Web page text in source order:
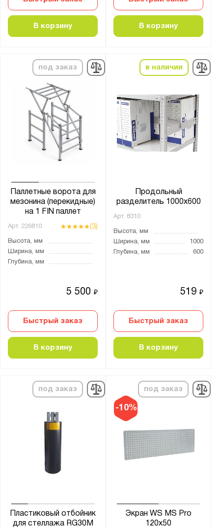
В корзину В корзину
под заказ
Паллетные ворота для
мезонина (перекидные)
на 1 FIN паллет
Арт. 226810 (3)
Высота, мм
Ширина, мм
Глубина, мм
5 500₽
Быстрый заказ
В корзину
в наличии
Продольный
разделитель 1000х600
Арт. 8310
Высота, мм
Ширина, мм
1000
Глубина, мм
600
519₽
Быстрый заказ
В корзину
под заказ
Пластиковый отбойник
для стеллажа RG30M
-10%
под заказ
Экран WS MS Pro
120x50